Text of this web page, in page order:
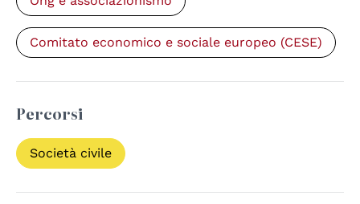
Comitato economico e sociale europeo (CESE)
Percorsi
Società civile